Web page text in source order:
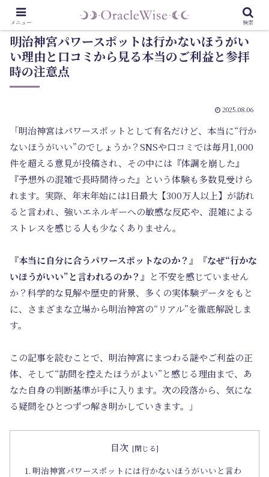
明治神宮パワースポットは行かないほうがい
い理由と口コミから見る本当のご利益と参拝
時の注意点
2025.08.06
「明治神宮はパワースポットとして有名だけど、本当に“行か
ないほうがいい”のでしょうか？SNSや口コミでは毎月1,000
件を超える意見が投稿され、その中には『体調を崩した』
『予想外の混雑で長時間待った』という体験も多数見受けら
れます。実際、年末年始には1日最大【300万人以上】が訪れ
ると言われ、強いエネルギーへの敏感な反応や、混雑による
ストレスを感じる人も少なくありません。
『本当に自分に合うパワースポットなのか？』『なぜ“行かな
いほうがいい”と言われるのか？』 と不安を感じていません
か？科学的な見解や歴史的背景、多くの実体験データをもと
に、さまざまな立場から明治神宮の“リアル”を徹底解説しま
す。
この記事を読むことで、明治神宮にまつわる謎やご利益の正
体、そして“訪問を控えたほうがよい”と感じる理由まで、あ
なた自身の判断基準が手に入ります。次の段落から、気にな
る疑問をひとつずつ解き明かしていきます。」
目次
明治神宮パワースポットには行かないほうがいいと言わ
メニュー 検索